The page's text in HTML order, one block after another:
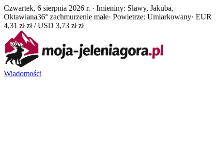
Czwartek, 6 sierpnia 2026 r. · Imieniny: Sławy, Jakuba,
Oktawiana36° zachmurzenie małe· Powietrze: Umiarkowany· EUR
4,31 zł zł / USD 3,73 zł zł
Wiadomości